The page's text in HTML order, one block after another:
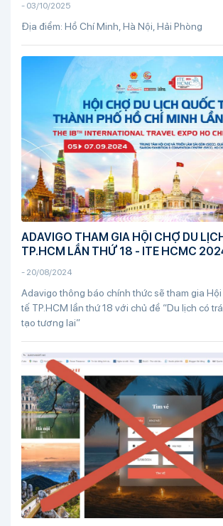
- 03/10/2025
Địa điểm: Hồ Chí Minh, Hà Nội, Hải Phòng
ADAVIGO THAM GIA HỘI CHỢ DU
TP.HCM LẦN THỨ 18 - ITE HCMC
- 20/08/2024
Adavigo thông báo chính thức sẽ tham gia
tế TP.HCM lần thứ 18 với chủ đề “Du lịch có
tạo tương lai”